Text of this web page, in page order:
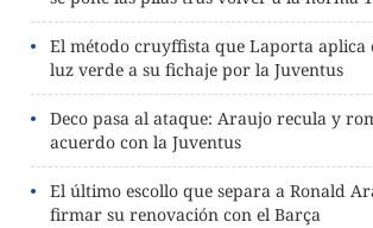
El método cruyffista que Laporta aplica
luz verde a su fichaje por la Juventus
Deco pasa al ataque: Araujo recula y
acuerdo con la Juventus
El último escollo que separa a Ronald
firmar su renovación con el Barça